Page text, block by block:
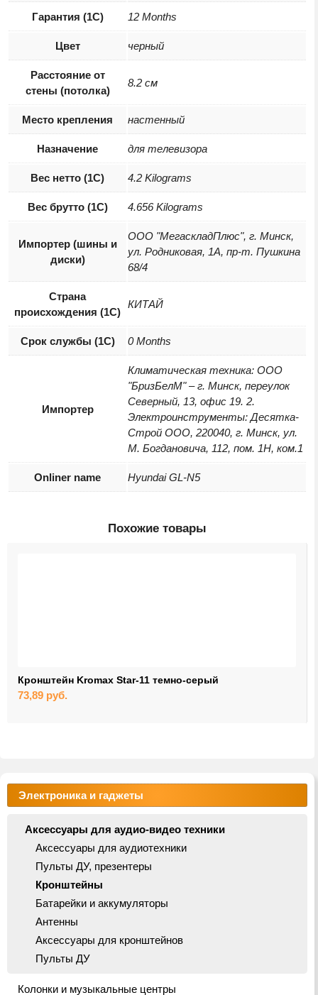
Гарантия (1С) 12 Months
Цвет черный
Расстояние от
стены (потолка)
8.2 см
Место крепления настенный
Назначение для телевизора
Вес нетто (1С) 4.2 Kilograms
Вес брутто (1С) 4.656 Kilograms
Импортер (шины и
диски)
ООО "МегаскладПлюс", г. Минск,
ул. Родниковая, 1А, пр-т. Пушкина
68/4
Страна
происхождения (1С)
КИТАЙ
Срок службы (1С) 0 Months
Импортер
Климатическая техника: ООО
"БризБелМ" – г. Минск, переулок
Северный, 13, офис 19. 2.
Электроинструменты: Десятка-
Строй ООО, 220040, г. Минск, ул.
М. Богдановича, 112, пом. 1Н, ком.1
Onliner name Hyundai GL-N5
Похожие товары
Кронштейн Kromax Star-11 темно-серый
73,89 руб.
Электроника и гаджеты
Аксессуары для аудио-видео техники
Аксессуары для аудиотехники
Пульты ДУ, презентеры
Кронштейны
Батарейки и аккумуляторы
Антенны
Аксессуары для кронштейнов
Пульты ДУ
Колонки и музыкальные центры